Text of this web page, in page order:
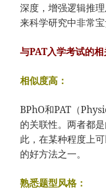
深度，增强逻辑推
来科学研究中非常宝
与PAT入学考试的
相似度高：
BPhO和PAT（
的关联性。两者都
此，在某种程度上
的好方法之一。
熟悉题型风格：